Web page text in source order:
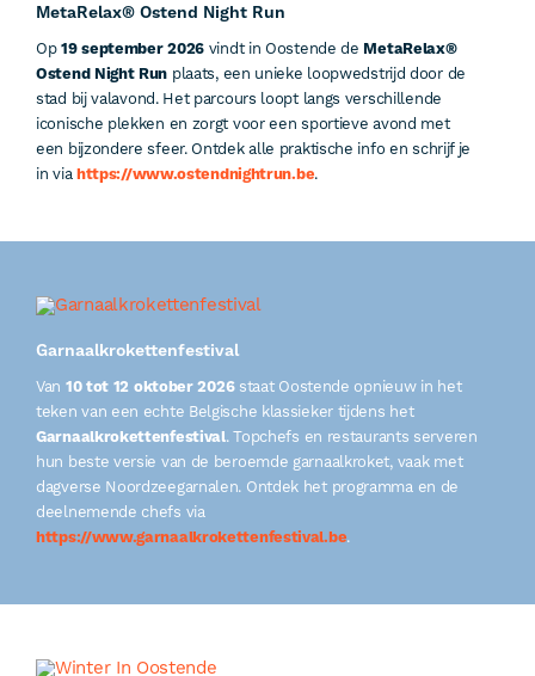
MetaRelax® Ostend Night Run
Op19 september 2026 vindt in Oostende de MetaRelax®
Ostend Night Run plaats, een unieke loopwedstrijd door de
stad bij valavond. Het parcours loopt langs verschillende
iconische plekken en zorgt voor een sportieve avond met
een bijzondere sfeer. Ontdek alle praktische info en schrijf je
in via https://www.ostendnightrun.be.
Garnaalkrokettenfestival
Van 10 tot 12 oktober 2026staat Oostende opnieuw in het
teken van een echte Belgische klassieker tijdens het
Garnaalkrokettenfestival. Topchefs en restaurants serveren
hun beste versie van de beroemde garnaalkroket, vaak met
dagverse Noordzeegarnalen. Ontdek het programma en de
deelnemende chefs via
https://www.garnaalkrokettenfestival.be.